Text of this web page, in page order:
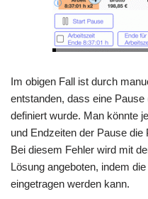
Im obigen Fall ist durch
entstanden, dass eine
definiert wurde. Man könnte
und Endzeiten der Pause
Bei diesem Fehler wird mit
Lösung angeboten, indem
eingetragen werden kann.